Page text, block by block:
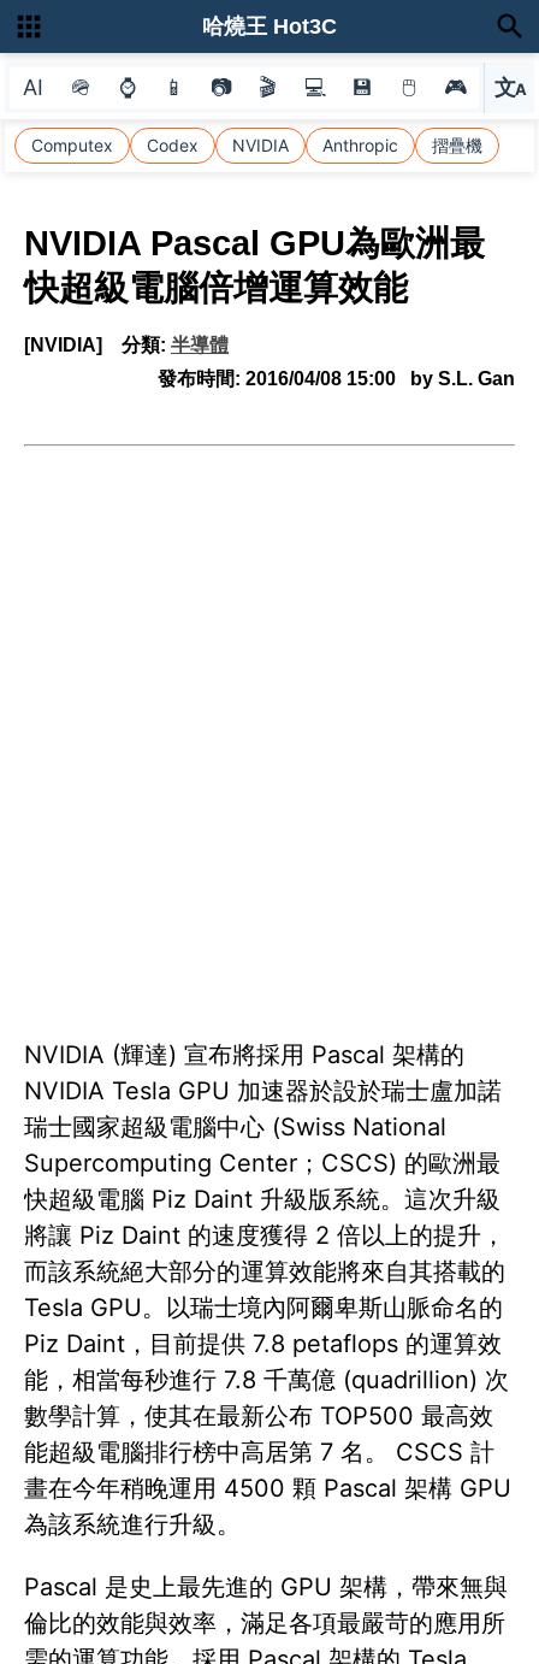
AI 🪖 ⌚ 📱 📷 🎬 💻 💾 🖱 🎮 文A
選
Computex Codex NVIDIA Anthropic 摺疊機
哈燒王 Hot3C
NVIDIA Pascal GPU為歐洲最
快超級電腦倍增運算效能
[NVIDIA] 分類: 半導體
發布時間: 2016/04/08 15:00 by S.L. Gan
NVIDIA (輝達) 宣布將採用 Pascal 架構的
NVIDIA Tesla GPU 加速器於設於瑞士盧加諾
瑞士國家超級電腦中心 (Swiss National
Supercomputing Center；CSCS) 的歐洲最
快超級電腦 Piz Daint 升級版系統。這次升級
將讓 Piz Daint 的速度獲得 2 倍以上的提升，
而該系統絕大部分的運算效能將來自其搭載的
Tesla GPU。以瑞士境內阿爾卑斯山脈命名的
Piz Daint，目前提供 7.8 petaflops 的運算效
能，相當每秒進行 7.8 千萬億 (quadrillion) 次
數學計算，使其在最新公布 TOP500 最高效
能超級電腦排行榜中高居第 7 名。 CSCS 計
畫在今年稍晚運用 4500 顆 Pascal 架構 GPU
為該系統進行升級。
Pascal 是史上最先進的 GPU 架構，帶來無與
倫比的效能與效率，滿足各項最嚴苛的應用所